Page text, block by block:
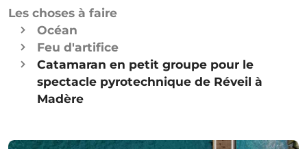
Les choses à faire
Océan
Feu d'artifice
Catamaran en petit groupe pour le
spectacle pyrotechnique de Réveil à
Madère